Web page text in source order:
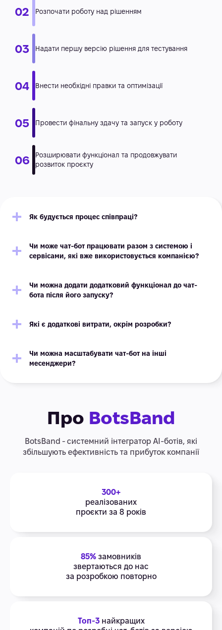
Як будується процес співпраці?
Чи може чат-бот працювати разом з системою і
сервісами, які вже використовується компанією?
Чи можна додати додатковий функціонал до чат-
бота після його запуску?
Які є додаткові витрати, окрім розробки?
Чи можна масштабувати чат-бот на інші
месенджери?
Про BotsBand
BotsBand - системний інтегратор АІ-ботів, які
збільшують ефективність та прибуток компанії
300+
реалізованих
проєкти за 8 років
85% замовників
звертаються до нас
за розробкою повторно
Топ-3найкращих